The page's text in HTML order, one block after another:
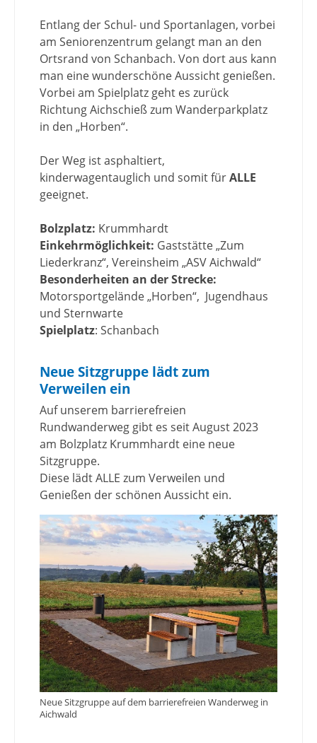
Entlang der Schul- und Sportanlagen, vorbei
am Seniorenzentrum gelangt man an den
Ortsrand von Schanbach. Von dort aus kann
man eine wunderschöne Aussicht genießen.
Vorbei am Spielplatz geht es zurück
Richtung Aichschieß zum Wanderparkplatz
in den „Horben“.
Der Weg ist asphaltiert,
kinderwagentauglich und somit fürALLE
geeignet.
Bolzplatz: Krummhardt
Einkehrmöglichkeit: Gaststätte „Zum
Liederkranz“, Vereinsheim „ASV Aichwald“
Besonderheiten an der Strecke:
Motorsportgelände „Horben“, Jugendhaus
und Sternwarte
Spielplatz: Schanbach
Neue Sitzgruppe lädt zum
Verweilen ein
Auf unserem barrierefreien
Rundwanderweg gibt es seit August 2023
am Bolzplatz Krummhardt eine neue
Sitzgruppe.
Diese lädt ALLE zum Verweilen und
Genießen der schönen Aussicht ein.
Neue Sitzgruppe auf dem barrierefreien Wanderweg in
Aichwald